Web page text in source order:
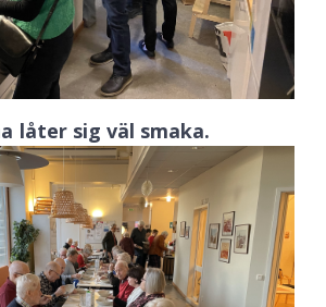
låter sig väl smaka.